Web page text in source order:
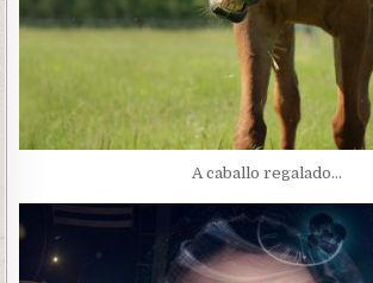
A caballo regalado…